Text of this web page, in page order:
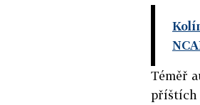
Téměř
příštích